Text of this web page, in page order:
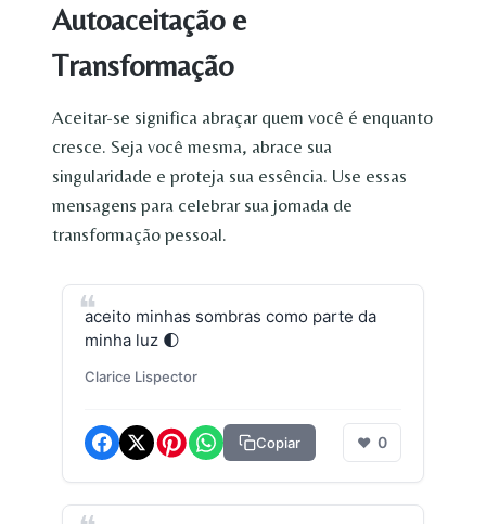
Autoaceitação e
Transformação
Aceitar-se significa abraçar quem você é enquanto
cresce. Seja você mesma, abrace sua
singularidade e proteja sua essência. Use essas
mensagens para celebrar sua jornada de
transformação pessoal.
aceito minhas sombras como parte da
minha luz 🌓
Clarice Lispector
Copiar ❤ 0